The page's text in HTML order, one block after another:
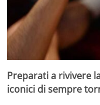
Preparati a rivivere
iconici di sempre